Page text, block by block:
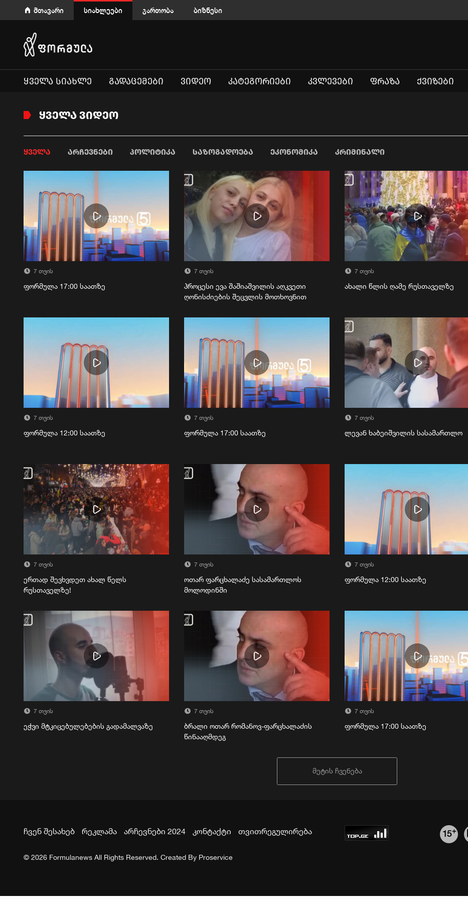
მთავარი სიახლეები გართობა ბიზნესი
ᲧᲕᲔᲚᲐ ᲡᲘᲐᲮᲚᲔ ᲒᲐᲓᲐᲪᲔᲛᲔᲑᲘ ᲕᲘᲓᲔᲝ ᲙᲐᲢᲔᲒᲝᲠᲘᲔᲑᲘ ᲙᲕᲚᲔᲕᲔᲑᲘ ᲤᲠᲐᲖᲐ ᲥᲕᲘᲖᲔᲑᲘ
ᲧᲕᲔᲚᲐ ᲕᲘᲓᲔᲝ
ᲧᲕᲔᲚᲐ ᲐᲠᲩᲔᲕᲜᲔᲑᲘ ᲞᲝᲚᲘᲢᲘᲙᲐ ᲡᲐᲖᲝᲒᲐᲓᲝᲔᲑᲐ ᲔᲙᲝᲜᲝᲛᲘᲙᲐ ᲙᲠᲘᲛᲘᲜᲐᲚᲘ
7 თვის
ფორმულა 17:00 საათზე
7 თვის
პროცესი ევა შაშიაშვილის აღკვეთი
ღონისძიების შეცვლის მოთხოვნით
7 თვის
ახალი წლის ღამე რუსთაველზე
7 თვის
ფორმულა 12:00 საათზე
7 თვის
ფორმულა 17:00 საათზე
7 თვის
ლევან ხაბეიშვილის სასამართლო
7 თვის
ერთად შევხვდეთ ახალ წელს
რუსთაველზე!
7 თვის
ოთარ ფარცხალაძე სასამართლოს
მოლოდინში
7 თვის
ფორმულა 12:00 საათზე
7 თვის
ეჭვი მტკიცებულებების გადამალვაზე
7 თვის
ბრალი ოთარ რომანოვ-ფარცხალაძის
წინააღმდეგ
7 თვის
ფორმულა 17:00 საათზე
მეტის ჩვენება
ჩვენ შესახებ რეკლამა არჩევნები 2024 კონტაქტი თვითრეგულირება 15+
© 2026 Formulanews All Rights Reserved. Created By Proservice